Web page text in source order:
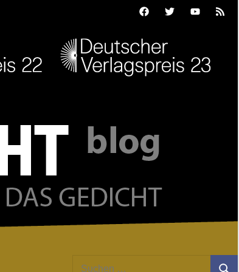
FacebookTwitterYoutubeFeed
Suchen